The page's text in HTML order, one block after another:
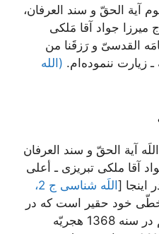
آية الحقّ و سند العرفان،
ميرزا جواد آقا مَلكى
القدسىّ و رَزقَنا من
ـ زيارت ننموده‏‌ام. (الله
آية الحقّ و سند العرفان
آقا ملكى تبريزى ـ أعلى
اینجا [
اللَه شناسی ج 2،
خود حقير است كه در
ايّام طلبگى در بلده طيّبه قم در سنه 1368 هجريّه